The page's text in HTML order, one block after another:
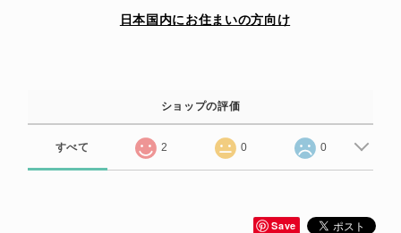
日本国内にお住まいの方向け
ショップの評価
すべて 2 0 0
Save